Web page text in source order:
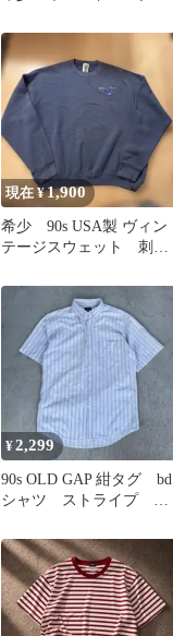
ラグラン グラフィッ
ク Tシャツ カットソ
ー プリント
OLDUNIQLO バイカラ
ー 人気 y2k 平成 紺タ
グ 旧タグ デッドスト
ック メンズS ヴィンテ
ージ ビンテージ レア
現在 ¥1,900
希少 90s USA製 ヴィン
テージスウェット 刺
ード
¥2,299
90s OLD GAP 紺タグ bd
シャツ ストライプ